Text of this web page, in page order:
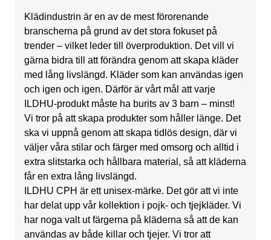
Klädindustrin är en av de mest förorenande
branscherna på grund av det stora fokuset på
trender – vilket leder till överproduktion. Det vill vi
gärna bidra till att förändra genom att skapa kläder
med lång livslängd. Kläder som kan användas igen
och igen och igen. Därför är vårt mål att varje
ILDHU-produkt måste ha burits av 3 barn – minst!
Vi tror på att skapa produkter som håller länge. Det
ska vi uppnå genom att skapa tidlös design, där vi
väljer våra stilar och färger med omsorg och alltid i
extra slitstarka och hållbara material, så att kläderna
får en extra lång livslängd.
ILDHU CPH är ett unisex-märke. Det gör att vi inte
har delat upp vår kollektion i pojk- och tjejkläder. Vi
har noga valt ut färgerna på kläderna så att de kan
användas av både killar och tjejer. Vi tror att